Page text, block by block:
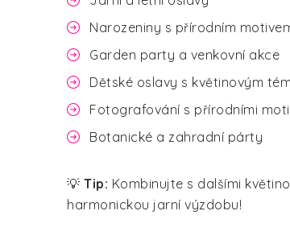
Narozeniny s přírodním
Garden party a venkovní akce
Dětské oslavy s květinovým
Fotografování s přírodními
Botanické a zahradní párty
💡 Tip: Kombinujte s dalšími
harmonickou jarní výzdobu!